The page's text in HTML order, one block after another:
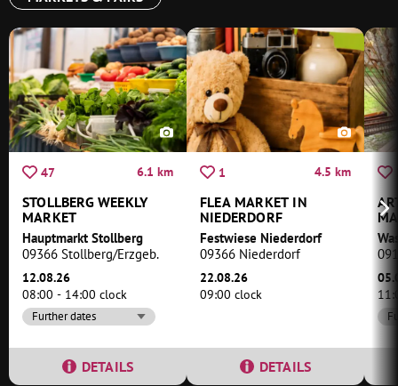
47 6.1 km
STOLLBERG WEEKLY
MARKET
Hauptmarkt Stollberg
09366 Stollberg/Erzgeb.
12.08.26
08:00 - 14:00 clock
Further dates
DETAILS
1 4.5 km
FLEA MARKET IN
NIEDERDORF
Festwiese Niederdorf
09366 Niederdorf
22.08.26
09:00 clock
DETAILS